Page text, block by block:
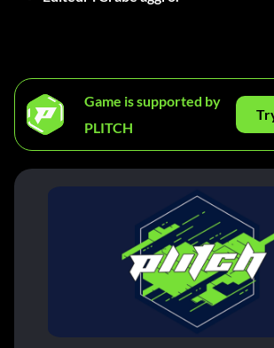
Game is supported by
PLITCH